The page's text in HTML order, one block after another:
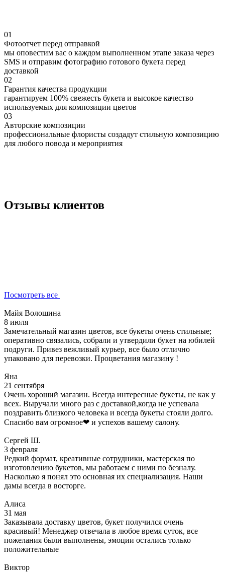
01
Фотоотчет перед отправкой
мы оповестим вас о каждом выполненном этапе заказа через
SMS и отправим фотографию готового букета перед
доставкой
02
Гарантия качества продукции
гарантируем 100% свежесть букета и высокое качество
используемых для композиции цветов
03
Авторские композиции
профессиональные флористы создадут стильную композицию
для любого повода и мероприятия
Отзывы клиентов
Посмотреть все
Майя Волошина
8 июля
Замечательный магазин цветов, все букеты очень стильные;
оперативно связались, собрали и утвердили букет на юбилей
подруги. Привез вежливый курьер, все было отлично
упаковано для перевозки. Процветания магазину !
Яна
21 сентября
Очень хороший магазин. Всегда интересные букеты, не как у
всех. Выручали много раз с доставкой,когда не успевала
поздравить близкого человека и всегда букеты стояли долго.
Спасибо вам огромное❤ и успехов вашему салону.
Сергей Ш.
3 февраля
Редкий формат, креативные сотрудники, мастерская по
изготовлению букетов, мы работаем с ними по безналу.
Насколько я понял это основная их специализация. Наши
дамы всегда в восторге.
Алиса
31 мая
Заказывала доставку цветов, букет получился очень
красивый! Менеджер отвечала в любое время суток, все
пожелания были выполнены, эмоции остались только
положительные
Виктор